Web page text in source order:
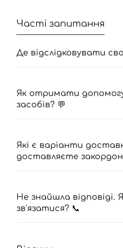
Часті запитання
Де відслідковувати
Як отримати
засобів? 💬
Які є варіанти
доставляєте
Не знайшла відповіді.
зв'язатися? 📞